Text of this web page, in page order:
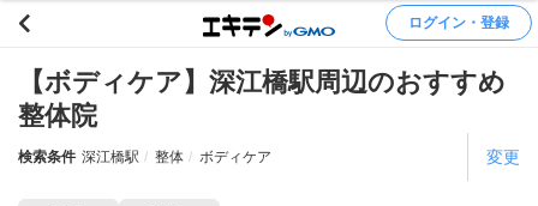
ログイン・登録
【ボディケア】深江橋駅周辺のおすすめ
整体院
検索条件 深江橋駅 整体 ボディケア 変更